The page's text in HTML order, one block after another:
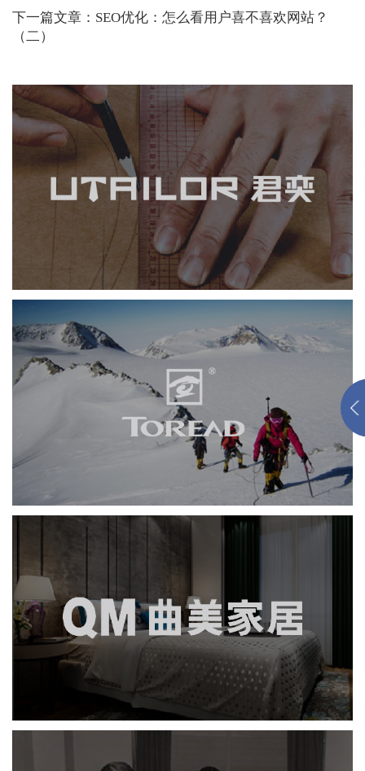
下一篇文章：SEO优化：怎么看用户喜不喜欢网站？
（二）
君奕衬衫
电商网站 服装纺织 定制开发
探路者
品牌官网 服装纺织 手机端网站
曲美家居
品牌官网 社区网站 网页设计
微商城
电商网站
家具家居 IT平台整体解决方案